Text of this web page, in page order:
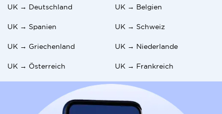
UK → Deutschland UK → Belgien
UK → Spanien UK → Schweiz
UK → Griechenland UK → Niederlande
UK → Österreich UK → Frankreich